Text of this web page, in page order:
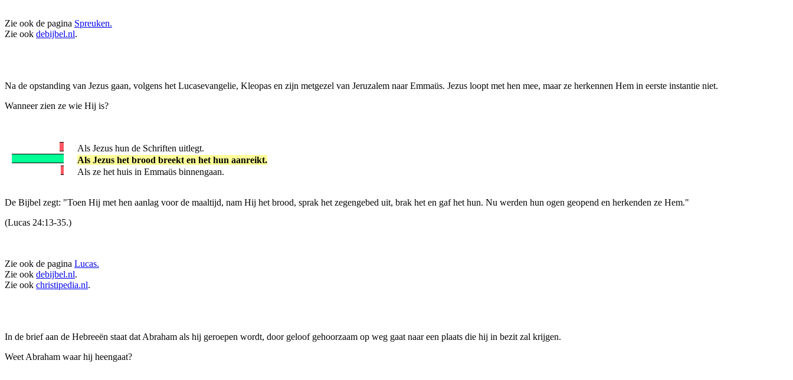
Zie ook de pagina Spreuken.
Zie ook debijbel.nl.
Na de opstanding van Jezus gaan, volgens het Lucasevangelie, Kleopas en zijn metgezel van Jeruzalem naar Emmaüs. Jezus loopt met hen mee, maar ze herkennen Hem in eerste instantie niet.
Wanneer zien ze wie Hij is?
Als Jezus hun de Schriften uitlegt.
Als Jezus het brood breekt en het hun aanreikt.
Als ze het huis in Emmaüs binnengaan.
De Bijbel zegt: "Toen Hij met hen aanlag voor de maaltijd, nam Hij het brood, sprak het zegengebed uit, brak het en gaf het hun. Nu werden hun ogen geopend en herkenden ze Hem."
(Lucas 24:13-35.)
Zie ook de pagina Lucas.
Zie ook debijbel.nl.
Zie ook christipedia.nl.
In de brief aan de Hebreeën staat dat Abraham als hij geroepen wordt, door geloof gehoorzaam op weg gaat naar een plaats die hij in bezit zal krijgen.
Weet Abraham waar hij heengaat?